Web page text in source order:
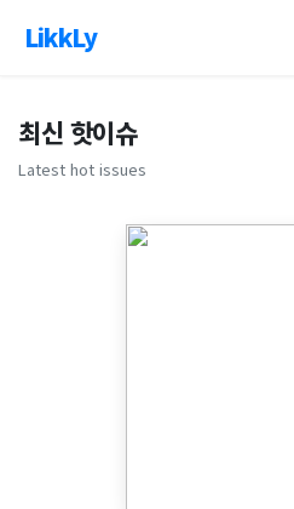
LikkLy
최신 핫이슈
Latest hot issues